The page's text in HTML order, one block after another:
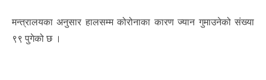
मन्त्रालयका अनुसार हालसम्म कोरोनाका कारण ज्यान गुमाउनेको संख्या
९९ पुगेको छ ।